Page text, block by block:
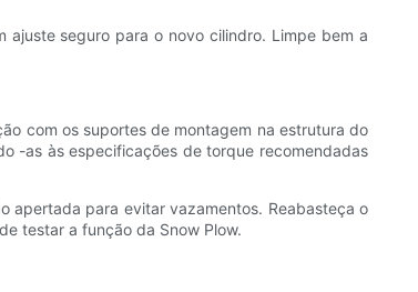
seguro para o novo cilindro. Limpe bem a
com os suportes de montagem na estrutura do
-as às especificações de torque recomendadas
apertada para evitar vazamentos. Reabasteça o
testar a função da Snow Plow.